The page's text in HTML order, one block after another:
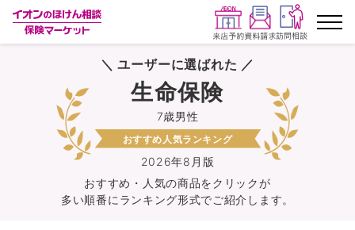
ランキングから探す
保険を比較する
保険会社から探す
イオンカード会員さま専用保険
＼ ユーザーに選ばれた ／
2026年8月版
7歳男性
生命保険
おすすめ人気ランキング
おすすめ・人気の商品をクリックが
多い順番にランキング形式でご紹介します。